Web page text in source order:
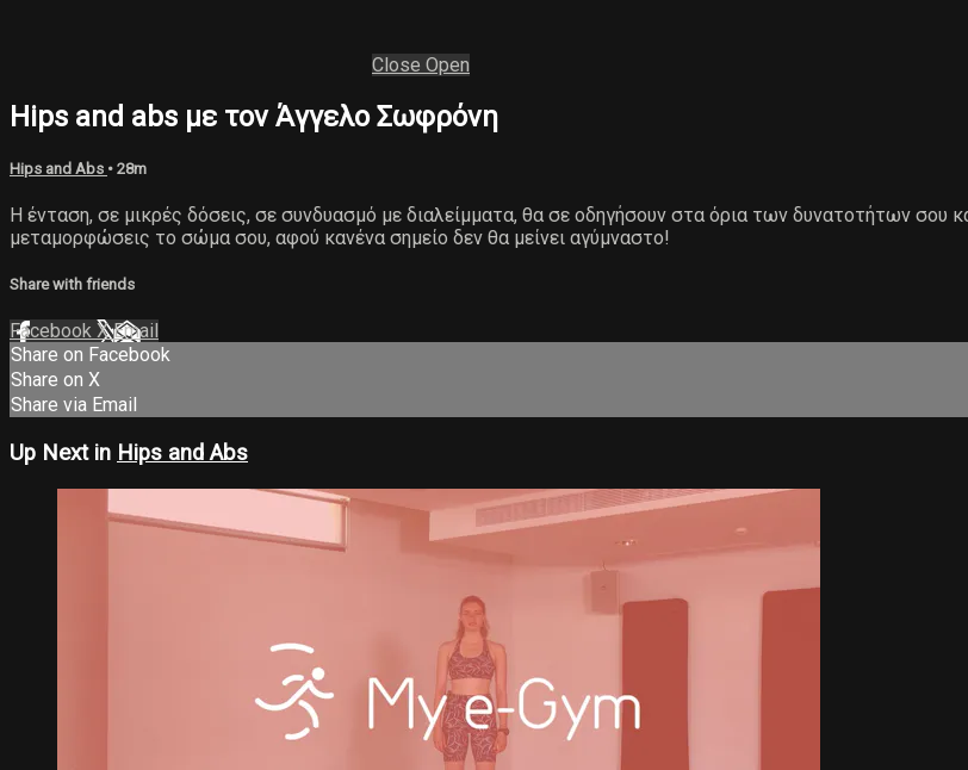
Close Open
Hips and abs με τον Άγγελο Σωφρόνη
Hips and Abs • 28m
Η ένταση, σε μικρές δόσεις, σε συνδυασμό με διαλείμματα, θα σε οδηγήσουν στα όρια των δυνατοτήτων σου
μεταμορφώσεις το σώμα σου, αφού κανένα σημείο δεν θα μείνει αγύμναστο!
Share with friends
Facebook XEmail
Share on Facebook
Share on X
Share via Email
Up Next in Hips and Abs